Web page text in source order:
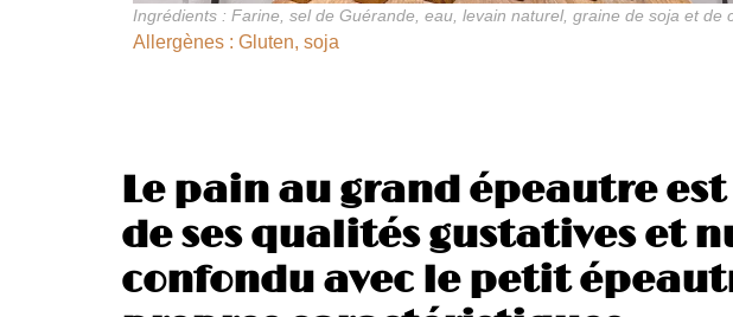
Ingrédients : Farine, sel de Guérande, eau, levain naturel, graine de soja et de
Allergènes : Gluten, soja
Le pain au grand épeautre
de ses qualités gustatives et
confondu avec le petit